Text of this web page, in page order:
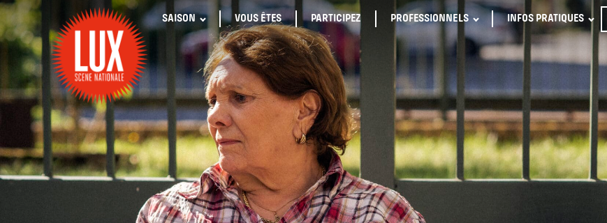
SAISON VOUS ÊTES PARTICIPEZ PROFESSIONNELS INFOS PRATIQUES